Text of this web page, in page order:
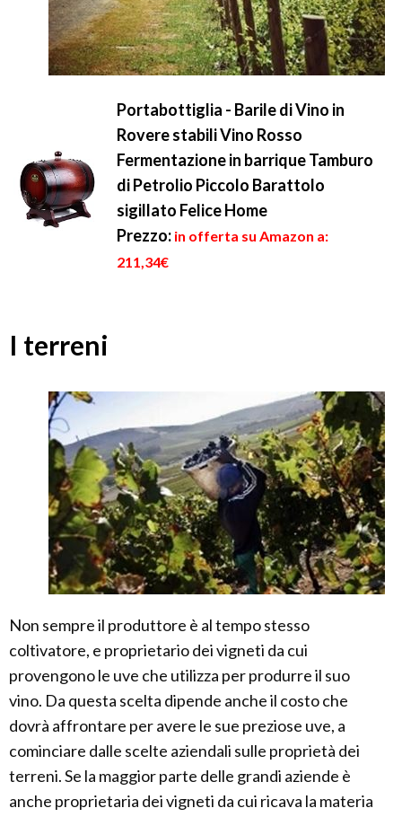
Portabottiglia - Barile di Vino in
Rovere stabili Vino Rosso
Fermentazione in barrique Tamburo
di Petrolio Piccolo Barattolo
sigillato Felice Home
Prezzo: in offerta su Amazon a:
211,34€
I terreni
Non sempre il produttore è al tempo stesso
coltivatore, e proprietario dei vigneti da cui
provengono le uve che utilizza per produrre il suo
vino. Da questa scelta dipende anche il costo che
dovrà affrontare per avere le sue preziose uve, a
cominciare dalle scelte aziendali sulle proprietà dei
terreni. Se la maggior parte delle grandi aziende è
anche proprietaria dei vigneti da cui ricava la materia